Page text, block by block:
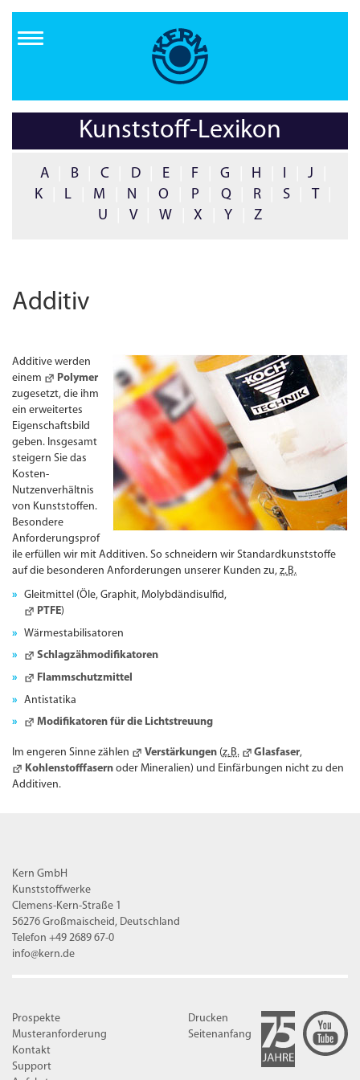
Inhalt
Kunststoff-Lexikon
A B C D E F G H I J
K
L M N O P Q R S T
U
V W X Y Z
Additiv
Additive werden
einem
Polymer
zugesetzt, die ihm
ein erweitertes
Eigenschaftsbild
geben. Insgesamt
steigern Sie das
Kosten-
Nutzenverhältnis
von Kunststoffen.
Besondere
Anforderungsprof
ile erfüllen wir mit Additiven. So schneidern wir Standardkunststoffe
auf die besonderen Anforderungen unserer Kunden zu,z.B.
Gleitmittel (Öle, Graphit, Molybdändisulfid,
PTFE)
Wärmestabilisatoren
Schlagzähmodifikatoren
Flammschutzmittel
Antistatika
Modifikatoren für die Lichtstreuung
Im engeren Sinne zählen Verstärkungen(z.B. Glasfaser,
Kohlenstofffasernoder Mineralien) und Einfärbungen nicht zu den
Additiven.
Kern GmbH
Kunststoffwerke
Clemens-Kern-Straße 1
56276 Großmaischeid, Deutschland
Telefon +49 2689 67-0
info@kern.de
Prospekte
Musteranforderung
Kontakt
Support
Drucken
Seitenanfang